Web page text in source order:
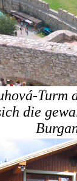
Turm
die